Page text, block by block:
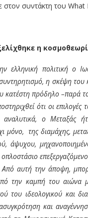
συντάκτη του What
η
πολιτική ο
η σκέψη του
κατέστη πρόδηλο –παρά
ότι οι
ο Μεταξάς ήταν
μόνο, της διαμάχης,
άψυχου,
αυτή την άποψη,
από την καμπή του
του ιδεολογικού και
και